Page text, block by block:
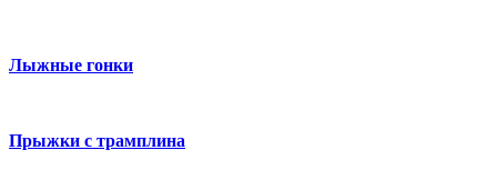
Лыжные гонки
Прыжки с трамплина